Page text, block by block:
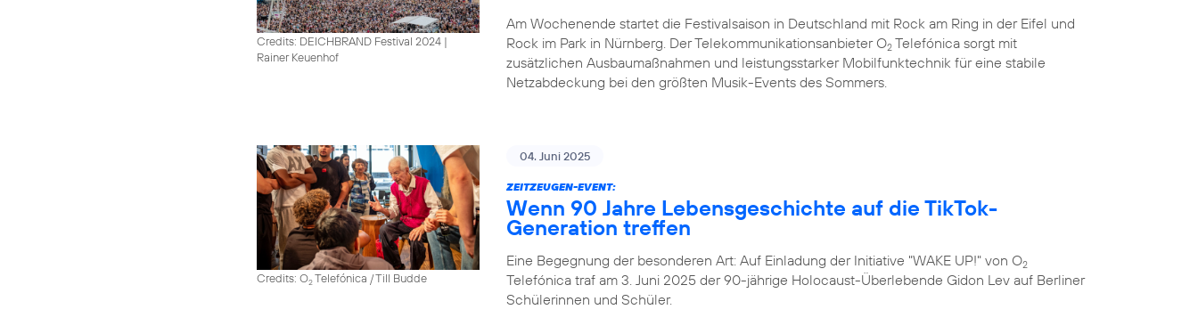
Credits: DEICHBRAND Festival 2024 |
Rainer Keuenhof
Am Wochenende startet die Festivalsaison in Deutschland mit Rock am Ring in der Eifel und
Rock im Park in Nürnberg. Der Telekommunikationsanbieter O2 Telefónica sorgt mit
zusätzlichen Ausbaumaßnahmen und leistungsstarker Mobilfunktechnik für eine stabile
Netzabdeckung bei den größten Musik-Events des Sommers.
Credits: O2Telefónica / Till Budde
04. Juni 2025
ZEITZEUGEN-EVENT:
Wenn 90 Jahre Lebensgeschichte auf die TikTok-
Generation treffen
Eine Begegnung der besonderen Art: Auf Einladung der Initiative "WAKE UP!" von O2
Telefónica traf am 3. Juni 2025 der 90-jährige Holocaust-Überlebende Gidon Lev auf Berliner
Schülerinnen und Schüler.